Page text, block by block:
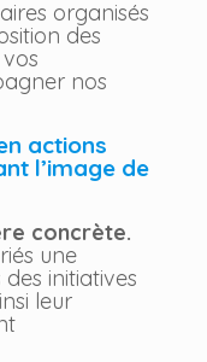
organisés
des
nos
actions
l’image de
concrète.
une
initiatives
leur